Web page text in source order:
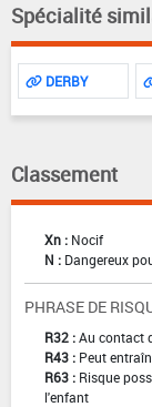
Spécialité
DERBY
Classement
Xn : Nocif
N : Dangereux
PHRASE DE
R32 :Au contact
R43 : Peut
R63 : Risque
l'enfant